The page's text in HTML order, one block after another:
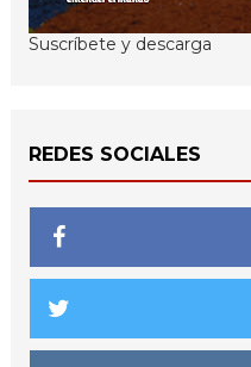
Suscríbete y descarga
REDES SOCIALES